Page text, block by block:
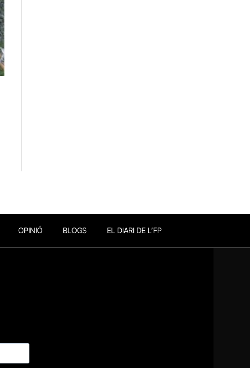
OPINIÓ BLOGS EL DIARI DE L’FP